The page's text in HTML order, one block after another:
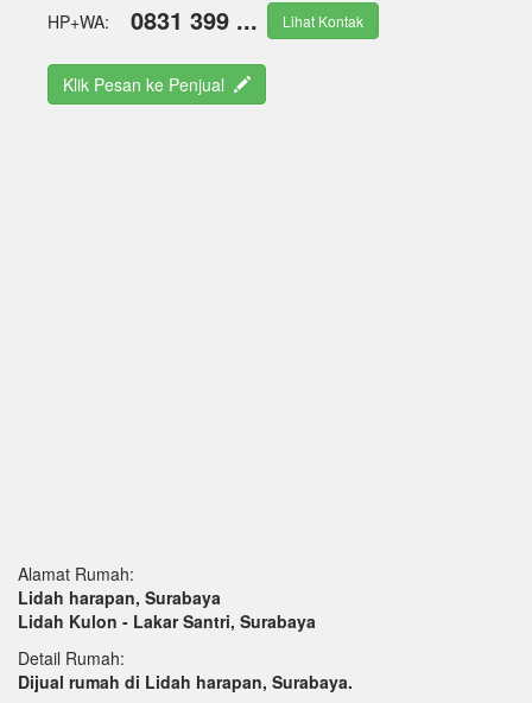
HP+WA: 0831 399 ... Lihat Kontak
Klik Pesan ke Penjual
Alamat Rumah:
Lidah harapan, Surabaya
Lidah Kulon - Lakar Santri, Surabaya
Detail Rumah:
Dijual rumah di Lidah harapan, Surabaya.